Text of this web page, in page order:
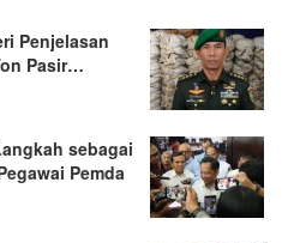
Penjelasan
Pasir…
sebagai
Pemda